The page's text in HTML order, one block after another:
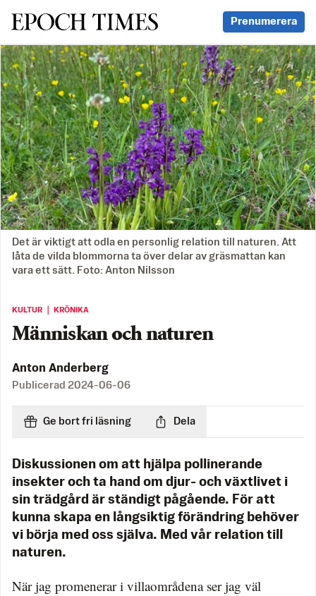
Svenska Epoch Times Prenumerera
Det är viktigt att odla en personlig relation till naturen. Att
låta de vilda blommorna ta över delar av gräsmattan kan
vara ett sätt. Foto: Anton Nilsson
KULTUR ｜ KRÖNIKA
Människan och naturen
Anton Anderberg
Publicerad 2024-06-06
Ge bort fri läsning Dela
Diskussionen om att hjälpa pollinerande
insekter och ta hand om djur- och växtlivet i
sin trädgård är ständigt pågående. För att
kunna skapa en långsiktig förändring behöver
vi börja med oss själva. Med vår relation till
naturen.
När jag promenerar i villaområdena ser jag väl